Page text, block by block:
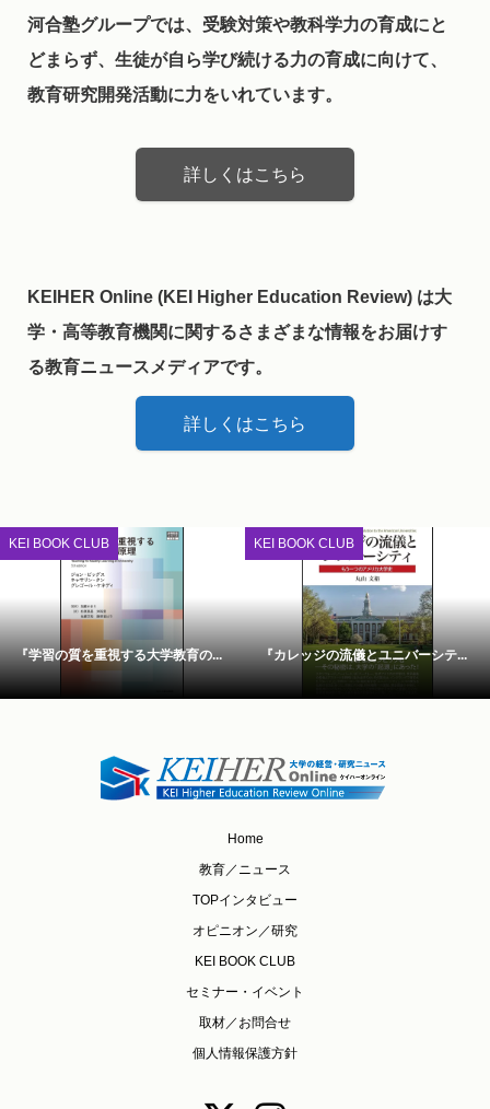
河合塾グループでは、受験対策や教科学力の育成にと
どまらず、生徒が自ら学び続ける力の育成に向けて、
教育研究開発活動に力をいれています。
詳しくはこちら
KEIHER Online (KEI Higher Education Review) は大
学・高等教育機関に関するさまざまな情報をお届けす
る教育ニュースメディアです。
詳しくはこちら
KEI BOOK CLUB
『学習の質を重視する大学教育の...
KEI BOOK CLUB
『カレッジの流儀とユニバーシテ...
Home
教育／ニュース
TOPインタビュー
オピニオン／研究
KEI BOOK CLUB
セミナー・イベント
取材／お問合せ
個人情報保護方針